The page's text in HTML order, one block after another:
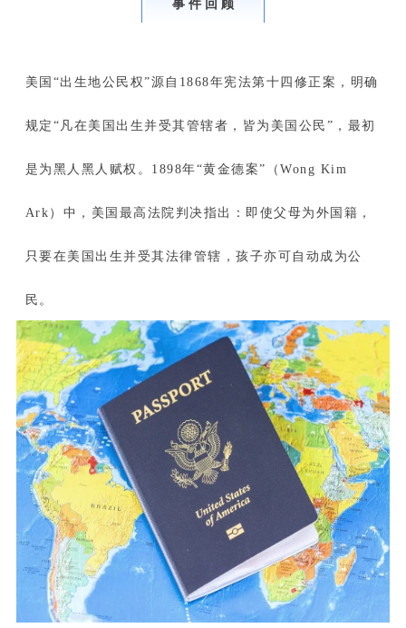
事 件 回 顾
美国“出生地公民权”源自1868年宪法第十四修正案，明确
规定“凡在美国出生并受其管辖者，皆为美国公民”，最初
是为黑人黑人赋权。1898年“黄金德案”（Wong Kim
Ark）中，美国最高法院判决指出：即使父母为外国籍，
只要在美国出生并受其法律管辖，孩子亦可自动成为公
民。